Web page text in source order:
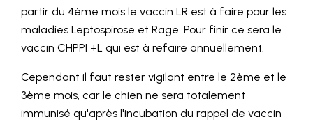
partir du 4ème mois le vaccin LR est à faire pour les
maladies Leptospirose et Rage. Pour finir ce sera le
vaccin CHPPI +L qui est à refaire annuellement.
Cependant il faut rester vigilant entre le 2ème et le
3ème mois, car le chien ne sera totalement
immunisé qu'après l'incubation du rappel de vaccin